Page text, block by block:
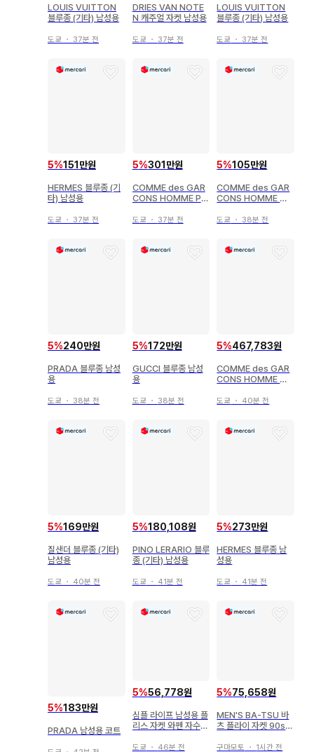
LOUIS VUITTON
블루종 (기타) 남성용
도쿄 ・ 37분 전
DRIES VAN NOTE
N 캐주얼 자켓 남성용
도쿄 ・ 37분 전
LOUIS VUITTON
블루종 (기타) 남성용
도쿄 ・ 37분 전
5%151만원
HERMES 블루종 (기
타) 남성용
도쿄 ・ 37분 전
5%301만원
COMME des GAR
CONS HOMME PL
용
도쿄 ・ 37분 전
5%105만원
COMME des GAR
CONS HOMME 블
도쿄 ・ 38분 전
5%240만원
PRADA 블루종 남성
용
도쿄 ・ 38분 전
5%172만원
GUCCI 블루종 남성
용
도쿄 ・ 38분 전
5%467,783원
COMME des GAR
CONS HOMME 남
도쿄 ・ 40분 전
5%169만원
질샌더 블루종 (기타)
남성용
도쿄 ・ 40분 전
5%180,108원
PINO LERARIO 블루
종 (기타) 남성용
도쿄 ・ 41분 전
5%273만원
HERMES 블루종 남
성용
도쿄 ・ 41분 전
5%183만원
PRADA 남성용 코트
5%56,778원
심플 라이프 남성용 플
리스 자켓 와펜 자수
도쿄 ・ 46분 전
5%75,658원
MEN'S BA-TSU 바
츠 플라이 자켓 90s
구마모토 ・ 1시간 전